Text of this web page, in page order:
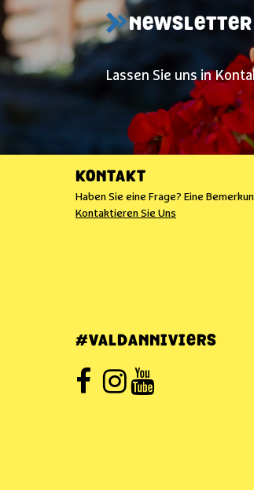
NEWSLETTER
Lassen Sie uns in
KONTAKT
Haben Sie eine Frage? Eine
Kontaktieren Sie Uns
#VALDANNIVIERS